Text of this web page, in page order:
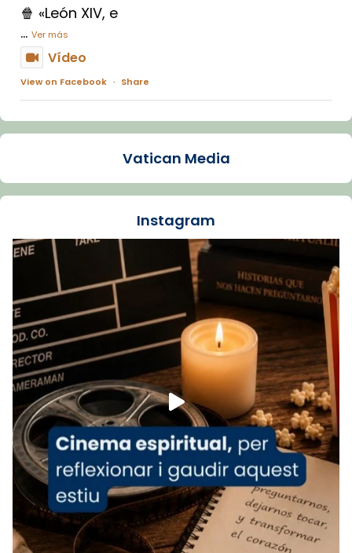
🍿 «León XIV, e
... Ver más
Vídeo
View on Facebook · Share
Arquebisbat de Barcelona
La Carmina va patir depressió. Fa gairebé
dos mesos, a l'Estadi Lluís Companys, la
Recupera l'entrevista comp
Vatican
tican News 👇
www.vaticannews.va/es/iglesia/news/2026-
07/carmina-historia-depresion-papa-viaje-
espana-testimoni...
Foto
View on Facebook · Share
Arquebisbat de Barcelona
2 weeks ago
«Avui les santes Juliana i Semproniana ens
ajuden a alçar la mirada»
Mons. Sergi Gordo, bisbe de Tortosa, ha
presidit aquest 27 de juliol la missa de Les
Vatican Media
Instagram